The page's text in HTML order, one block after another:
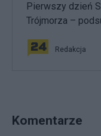
Pierwszy dzień
Trójmorza –
Redakcja
Komentarze